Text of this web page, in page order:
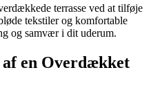
terrasse ved at tilføje
tekstiler og komfortable
og samvær i dit uderum.
en Overdækket